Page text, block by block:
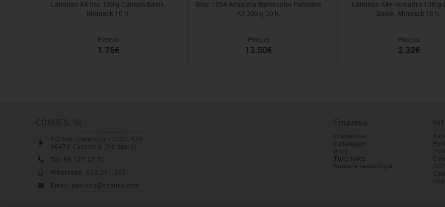
Láminas A4 liso 130 g Canson Basik.
Minpack 10 h.
Precio
1.75€
Bloc 1264 Acuarela Watercolor Fabriano
A3 300 g 30 h.
Precio
13.50€
Láminas A4+ recuadro 130 g
Basik. Minpack 10 h.
Precio
2.32€
COSUES, SL.
PG/Ind. Catarroja - C/32, 520
46470 Catarroja (València)
Tel: 96 127 27 70
Whatsapp: 608 291 265
Email: pedidos@cosues.com
Empresa
Productos
Catálogos
Blog
Tutoriales
Soporte tecnología